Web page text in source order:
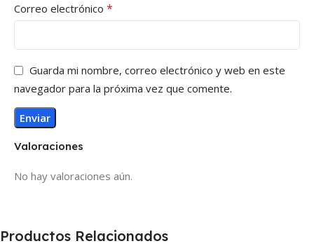
Valoraciones
No hay valoraciones aún.
Correo electrónico *
Guarda mi nombre, correo electrónico y web en este
navegador para la próxima vez que comente.
Productos Relacionados